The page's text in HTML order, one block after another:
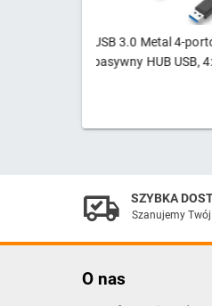
Hub USB HALYX 4-
USB-C HUB
SZYBKA
Szanujemy
O nas